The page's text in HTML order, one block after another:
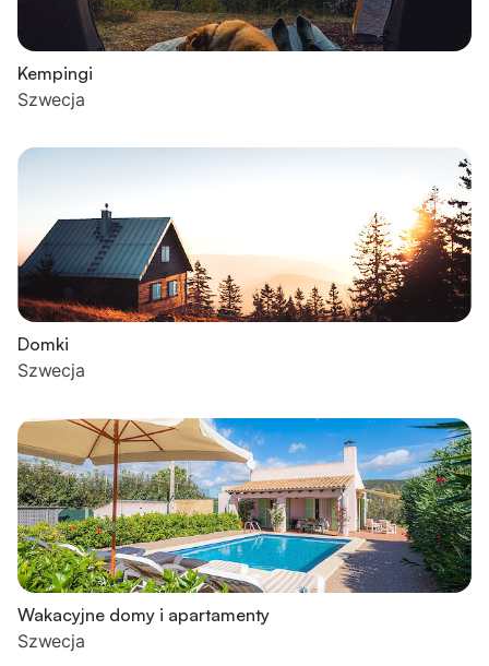
Kempingi
Szwecja
Domki
Szwecja
Wakacyjne domy i apartamenty
Szwecja